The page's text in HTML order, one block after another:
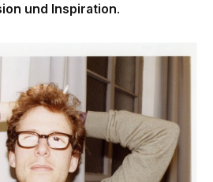
und Inspiration.